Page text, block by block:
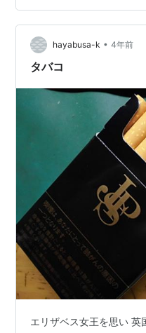
俺は自嘲気味に笑いなが
く」とタケヨシは応じた
ちていた。 「108ちゃん
hayabusa-k • 4年前
タバコ
エリザベス女王を思い 英